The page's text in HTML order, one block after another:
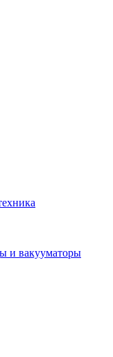
и вакууматоры